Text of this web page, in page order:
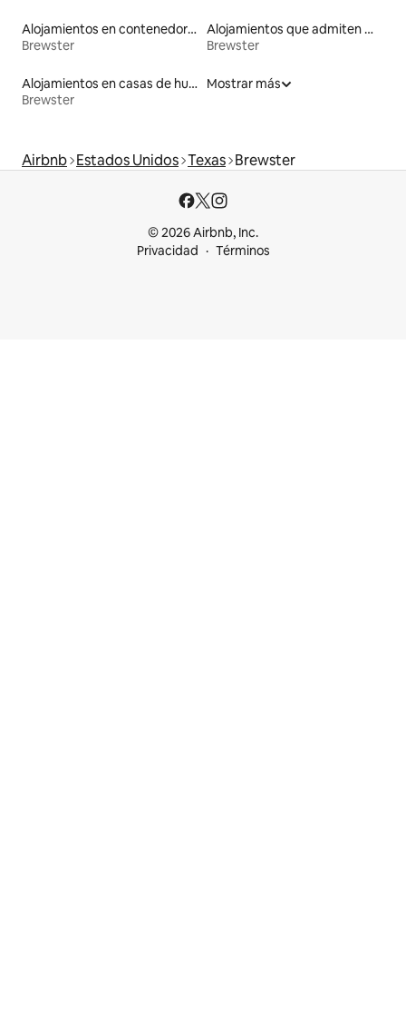
Alojamientos en contenedores
Brewster
Alojamientos que admiten mascotas
Brewster
Alojamientos en casas de huéspedes
Brewster
Mostrar más
Airbnb Estados Unidos Texas Brewster
© 2026 Airbnb, Inc.
Privacidad
Términos